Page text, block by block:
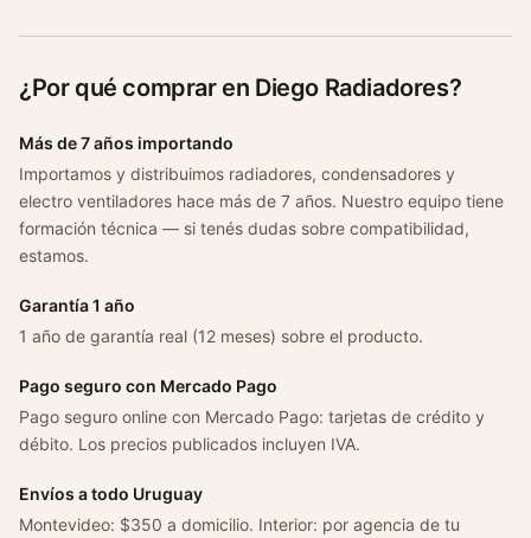
r
l
t
A
s
t
r
a
0
C
d
a
f
¿Por qué comprar en Diego Radiadores?
Más de 7 años importando
Importamos y distribuimos radiadores, condensadores y
electro ventiladores hace más de 7 años. Nuestro equipo tiene
formación técnica — si tenés dudas sobre compatibilidad,
estamos.
Garantía 1 año
1 año de garantía real (12 meses) sobre el producto.
Pago seguro con Mercado Pago
Pago seguro online con Mercado Pago: tarjetas de crédito y
débito. Los precios publicados incluyen IVA.
Envíos a todo Uruguay
Montevideo: $350 a domicilio. Interior: por agencia de tu